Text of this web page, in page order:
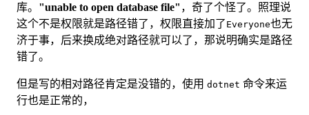
库。 "unable to open database file" ，奇了个怪了。照理说
这个不是权限就是路径错了，权限直接加了 Everyone也无
济于事，后来换成绝对路径就可以了，那说明确实是路径
错了。
但是写的相对路径肯定是没错的，使用 dotnet 命令来运
行也是正常的，